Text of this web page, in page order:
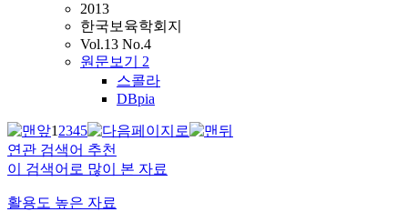
2013
한국보육학회지
Vol.13 No.4
원문보기 2
스콜라
DBpia
12345
연관 검색어 추천
이 검색어로 많이 본 자료
활용도 높은 자료